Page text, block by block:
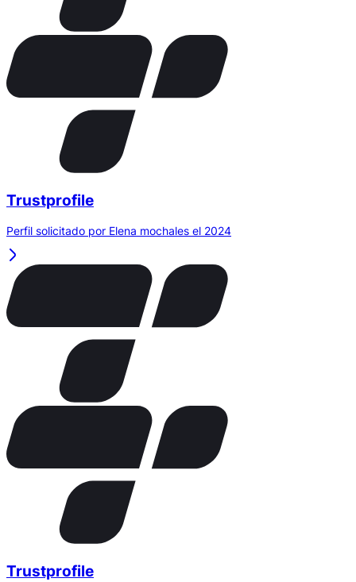
Trustprofile
Perfil solicitado por Elena mochales el 2024
Trustprofile